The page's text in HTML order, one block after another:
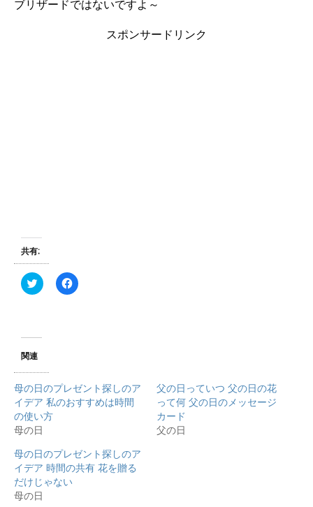
ブリザードではないですよ～
スポンサードリンク
共有:
ク
リ
T
t
e
r
で
共
有
(
新
い
ウ
ィ
ン
ド
ウ
F
a
す
る
に
は
し
て
く
関連
母の日のプレゼント探しのア
イデア 私のおすすめは時間
の使い方
母の日
父の日っていつ 父の日の花
って何 父の日のメッセージ
カード
父の日
母の日のプレゼント探しのア
イデア 時間の共有 花を贈る
だけじゃない
母の日